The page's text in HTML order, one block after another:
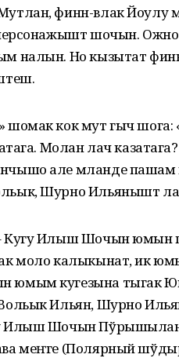
финн-влак Йоулу
шочын. Ожно
налын. Но кызытат
шомак кок мут гыч
Молан лач
але мланде
Шурно Ильянышт лач
Кугу Илыш Шочын юмын
моло калыкынат, ик
юмым кугезына тыгак
Ильян, Шурно
Илыш Шочын
меҥге (Полярный